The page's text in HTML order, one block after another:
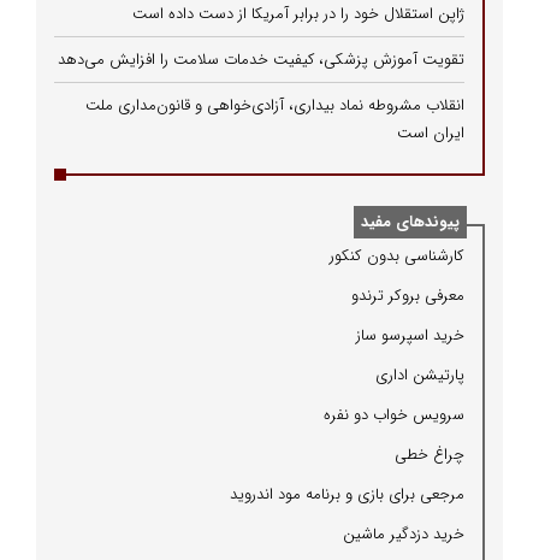
ژاپن استقلال خود را در برابر آمریکا از دست داده است
تقویت آموزش پزشکی، کیفیت خدمات سلامت را افزایش می‌دهد
انقلاب مشروطه نماد بیداری، آزادی‌خواهی و قانون‌مداری ملت
ایران است
پیوندهای مفید
كارشناسی بدون كنكور
معرفی بروكر ترندو
خرید اسپرسو ساز
پارتیشن اداری
سرویس خواب دو نفره
چراغ خطی
مرجعی برای بازی و برنامه مود اندروید
خرید دزدگیر ماشین